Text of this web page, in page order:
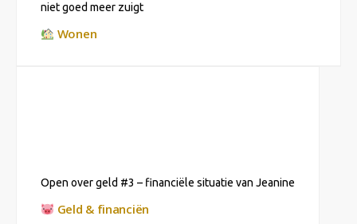
niet goed meer zuigt
Wonen
Open over geld #3 – financiële situatie van Jeanine
Geld & financiën